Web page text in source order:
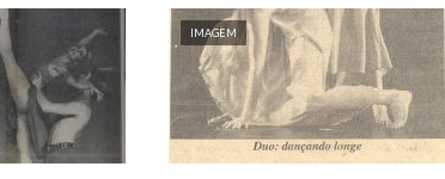
IMAGEM